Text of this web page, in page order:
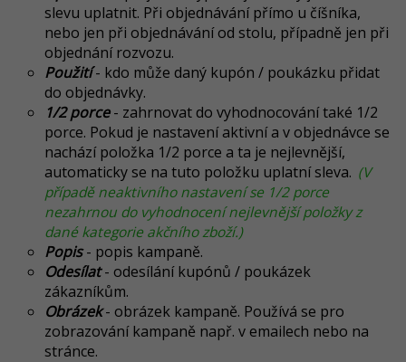
slevu uplatnit. Při objednávání přímo u číšníka,
nebo jen při objednávání od stolu, případně jen při
objednání rozvozu.
Použití- kdo může daný kupón / poukázku přidat
do objednávky.
1/2 porce- zahrnovat do vyhodnocování také 1/2
porce. Pokud je nastavení aktivní a v objednávce se
nachází položka 1/2 porce a ta je nejlevnější,
automaticky se na tuto položku uplatní sleva. (V
případě neaktivního nastavení se 1/2 porce
nezahrnou do vyhodnocení nejlevnější položky z
dané kategorie akčního zboží.)
Popis- popis kampaně.
Odesílat- odesílání kupónů / poukázek
zákazníkům.
Obrázek- obrázek kampaně. Používá se pro
zobrazování kampaně např. v emailech nebo na
stránce.